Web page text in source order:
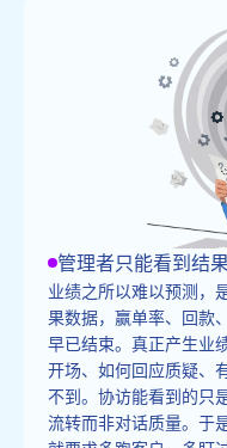
管理者只能看到结
业绩之所以难以预测，
果数据，赢单率、回款
早已结束。真正产生业
开场、如何回应质疑、
不到。协访能看到的只
流转而非对话质量。于